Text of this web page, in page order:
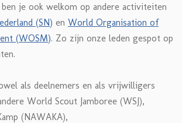
je ook welkom op andere activiteiten
(SN) en World Organisation of
(WOSM). Zo zijn onze leden gespot op
als deelnemers en als vrijwilligers
World Scout Jamboree (WSJ),
(NAWAKA),